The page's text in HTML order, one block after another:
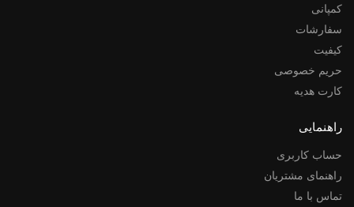
کمپانی
سفارشات
کیفیت
حریم خصوصی
کارت هدیه
راهنمایی
حساب کاربری
راهنمای مشتریان
تماس با ما